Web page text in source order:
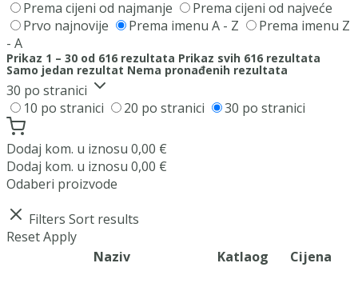
Prema cijeni od najmanje
Prema cijeni od najveće
Prvo najnovije
Prema imenu A - Z
Prema imenu Z
- A
Prikaz 1 – 30 od 616 rezultata Prikaz svih 616 rezultata
Samo jedan rezultat Nema pronađenih rezultata
30 po stranici
10 po stranici
20 po stranici 30 po stranici
Dodaj kom. u iznosu 0,00 €
Dodaj kom. u iznosu 0,00 €
Odaberi proizvode
Filters Sort results
ResetApply
Naziv
Katlaog Cijena